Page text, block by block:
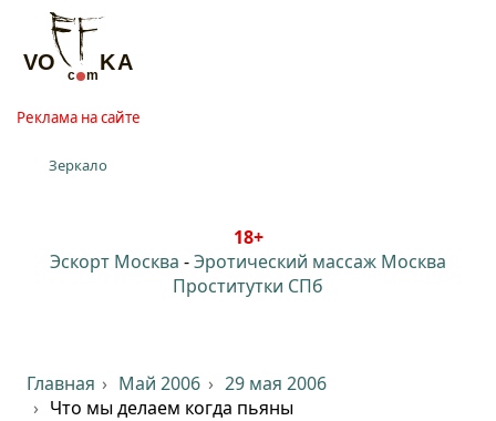
Реклама на сайте
Зеркало
18+
Эскорт Москва -Эротический массаж Москва
Проститутки СПб
Главная Май 2006
29 мая 2006
Что мы делаем когда пьяны